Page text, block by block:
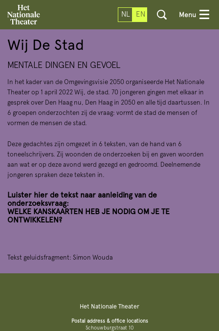
NL EN Menu
Wij De Stad
MENTALE DINGEN EN GEVOEL
In het kader van de Omgevingsvisie 2050 organiseerde Het Nationale
Theater op 1 april 2022 Wij, de stad. 70 jongeren gingen met elkaar in
gesprek over Den Haag nu, Den Haag in 2050 en alle tijd daartussen. In
6 groepen onderzochten zij de vraag: vormt de stad de mensen of
vormen de mensen de stad.
Deze gedachtes zijn omgezet in 6 teksten, van de hand van 6
toneelschrijvers. Zij woonden de onderzoeken bij en gaven woorden
aan wat er op deze avond werd gezegd en gedroomd. Deelnemende
jongeren spraken deze teksten in.
Luister hier de tekst naar aanleiding van de
onderzoeksvraag:
WELKE KANSKAARTEN HEB JE NODIG OM JE TE
ONTWIKKELEN?
Tekst geluidsfragment: Simon Wouda
Het Nationale Theater
Postal address & office locations
Schouwburgstraat 10